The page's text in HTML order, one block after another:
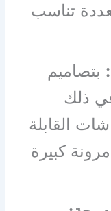
تناسب
بتصاميم
ذلك
القابلة
كبيرة